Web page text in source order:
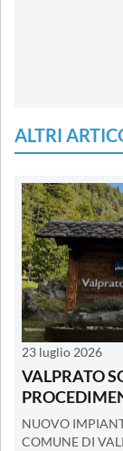
ALTRI
23 luglio 2026
VALPRATO
NUOVO
COMUNE DI